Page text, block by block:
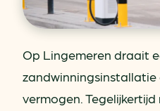
Op Lingemeren draait
vermogen.